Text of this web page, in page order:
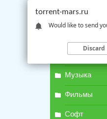
Игры для
Музыка
Фильмы
Софт
torrent-mars.ru
Would like to send
Discard